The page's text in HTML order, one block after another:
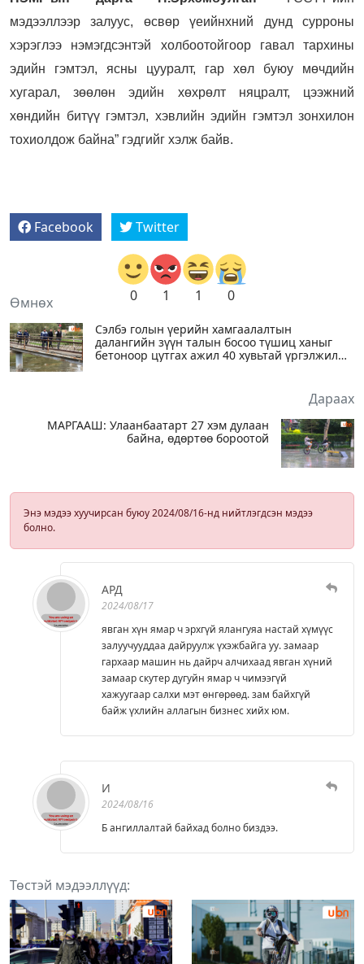
мэдээллээр залуус, өсвөр үеийнхний дунд сурроны
хэрэглээ нэмэгдсэнтэй холбоотойгоор гавал тархины
эдийн гэмтэл, ясны цууралт, гар хөл буюу мөчдийн
хугарал, зөөлөн эдийн хөхрөлт няцралт, цээжний
хөндийн битүү гэмтэл, хэвлийн эдийн гэмтэл зонхилон
тохиолдож байна” гэдгийг хэлж байв.
Facebook Twitter
0 1 1 0
Өмнөх
Сэлбэ голын үерийн хамгаалалтын
далангийн зүүн талын босоо түшиц ханыг
бетоноор цутгах ажил 40 хувьтай үргэлжилж
Дараах
МАРГААШ: Улаанбаатарт 27 хэм дулаан
байна, өдөртөө бороотой
Энэ мэдээ хуучирсан буюу 2024/08/16-нд нийтлэгдсэн мэдээ
болно.
АРД
2024/08/17
явган хүн ямар ч эрхгүй ялангуяа настай хүмүүс
залуучууддаа дайруулж үхэжбайга уу. замаар
гархаар машин нь дайрч алчихаад явган хүний
замаар скутер дугуйн ямар ч чимээгүй
хажуугаар салхи мэт өнгөрөөд. зам байхгүй
байж үхлийн аллагын бизнес хийх юм.
И
2024/08/16
Б ангиллалтай байхад болно биздээ.
Төстэй мэдээллүүд: